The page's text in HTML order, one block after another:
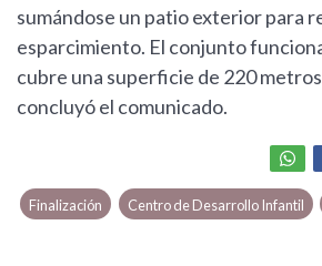
sumándose un patio exterior para
esparcimiento. El conjunto
cubre una superficie de 220
concluyó el comunicado.
Finalización Centro de Desarrollo Infantil